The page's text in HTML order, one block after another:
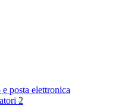
posta elettronica
2